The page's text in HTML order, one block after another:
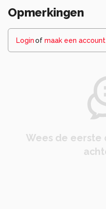
Opmerkingen
Loginof maak een account
Wees de eerste